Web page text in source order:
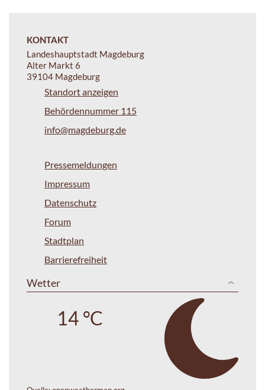
KONTAKT
Landeshauptstadt Magdeburg
Alter Markt 6
39104 Magdeburg
Standort anzeigen
Behördennummer 115
info@magdeburg.de
Pressemeldungen
Impressum
Datenschutz
Forum
Stadtplan
Barrierefreiheit
Wetter
14 °C